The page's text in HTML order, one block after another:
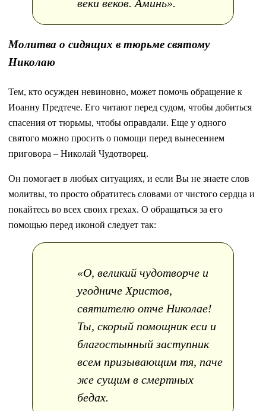
веки веков. Аминь».
Молитва о сидящих в тюрьме святому
Николаю
Тем, кто осужден невиновно, может помочь обращение к
Иоанну Предтече. Его читают перед судом, чтобы добиться
спасения от тюрьмы, чтобы оправдали. Еще у одного
святого можно просить о помощи перед вынесением
приговора – Николай Чудотворец.
Он помогает в любых ситуациях, и если Вы не знаете слов
молитвы, то просто обратитесь словами от чистого сердца и
покайтесь во всех своих грехах. О обращаться за его
помощью перед иконой следует так:
«О, великий чудотворче и
угодниче Христов,
святителю отче Николае!
Ты, скорый помощник еси и
благостынный заступник
всем призывающим тя, паче
же сущим в смертных
бедах.